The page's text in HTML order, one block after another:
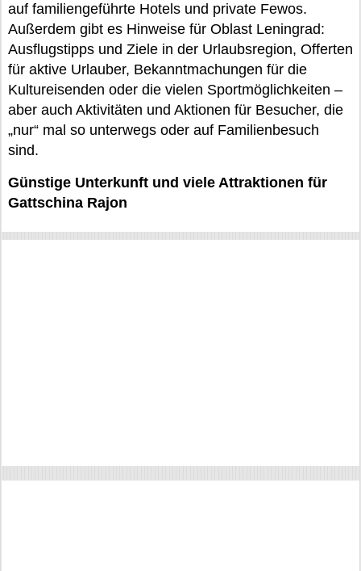
auf familiengeführte Hotels und private Fewos.
Außerdem gibt es Hinweise für Oblast Leningrad:
Ausflugstipps und Ziele in der Urlaubsregion, Offerten
für aktive Urlauber, Bekanntmachungen für die
Kultureisenden oder die vielen Sportmöglichkeiten –
aber auch Aktivitäten und Aktionen für Besucher, die
„nur“ mal so unterwegs oder auf Familienbesuch
sind.
Günstige Unterkunft und viele Attraktionen für
Gattschina Rajon